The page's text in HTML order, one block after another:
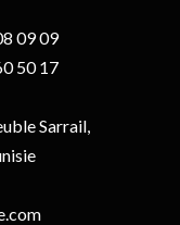
09 09
50 17
Sarrail,